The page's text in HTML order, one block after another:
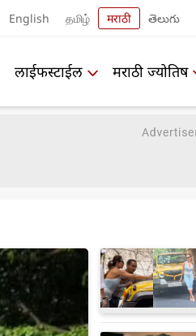
English தமிழ் मराठी తెలుగు
लाईफस्टाईल मराठी ज्योतिष